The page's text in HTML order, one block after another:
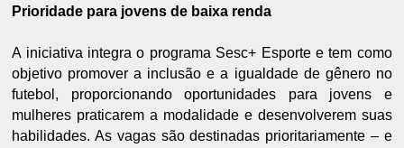
Prioridade para jovens de baixa renda
A iniciativa integra o programa Sesc+ Esporte e tem como
objetivo promover a inclusão e a igualdade de gênero no
futebol, proporcionando oportunidades para jovens e
mulheres praticarem a modalidade e desenvolverem suas
habilidades. As vagas são destinadas prioritariamente – e